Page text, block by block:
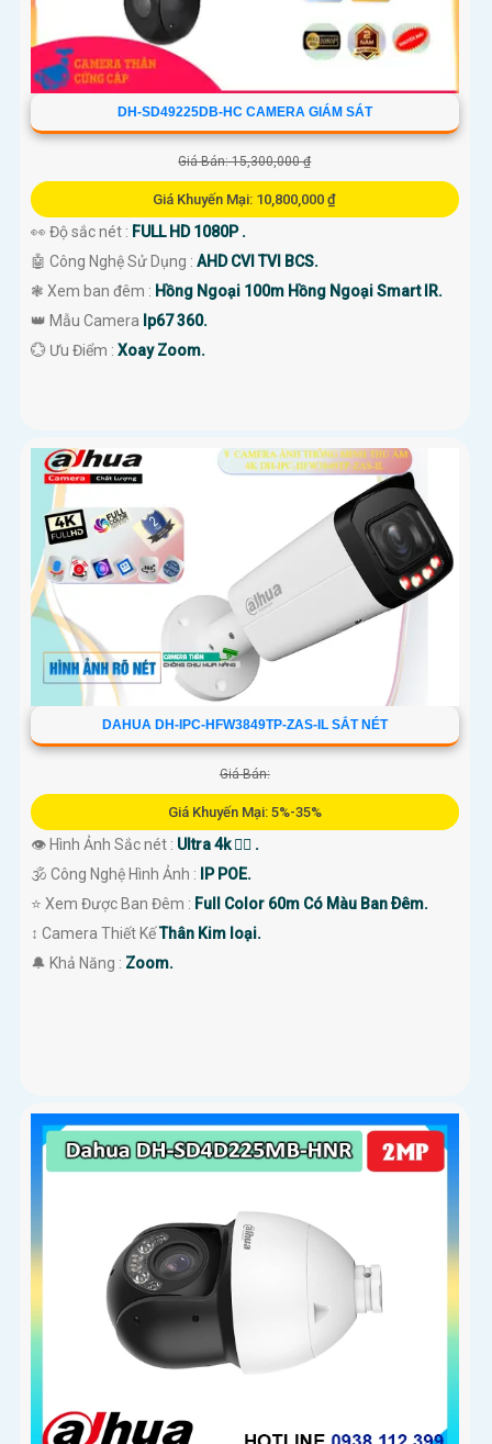
DH-SD49225DB-HC CAMERA GIÁM SÁT
Giá Bán: 15,300,000 ₫
Giá Khuyến Mại: 10,800,000 ₫
👀 Độ sắc nét : FULL HD 1080P .
🤖️ Công Nghệ Sử Dụng : AHD CVI TVI BCS.
❃ Xem ban đêm : Hồng Ngoại 100m Hồng Ngoại Smart IR.
👑 Mẫu Camera Ip67 360.
️💮 Ưu Điểm : Xoay Zoom.
DAHUA DH-IPC-HFW3849TP-ZAS-IL SẮT NÉT
Giá Bán:
Giá Khuyến Mại: 5%-35%
👁 Hình Ảnh Sắc nét : Ultra 4k 👍🏾 .
🕉️ Công Nghệ Hình Ảnh :
IP POE.
⭐ Xem Được Ban Đêm : Full Color 60m Có Màu Ban Ðêm.
↕️ Camera Thiết KếThân Kim loại.
️🔔 Khả Năng : Zoom.